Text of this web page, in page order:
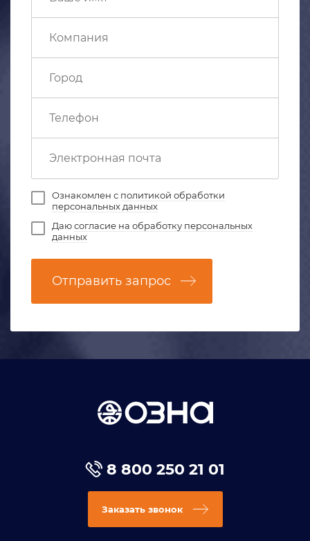
Ознакомлен с политикой обработки
персональных данных
Даюсогласие на обработку персональных
данных
Отправить запрос
8 800 250 21 01
Заказать звонок